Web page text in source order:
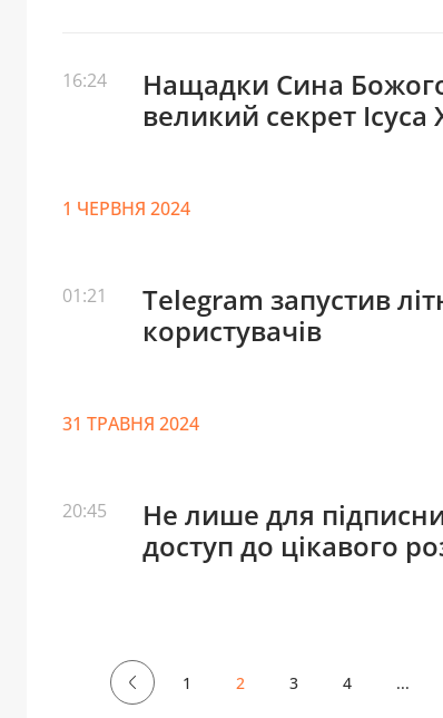
16:24
Нащадки Сина
великий секрет Ісуса
1 ЧЕРВНЯ 2024
01:21
Telegram запустив
користувачів
31 ТРАВНЯ 2024
20:45
Не лише для
доступ до цікавого
1 2 3 4 ...